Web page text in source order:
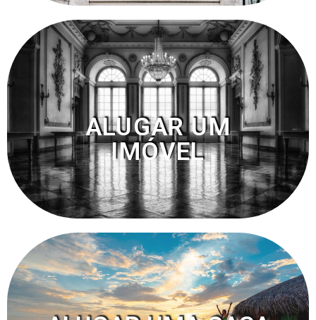
ALUGAR UM
IMÓVEL